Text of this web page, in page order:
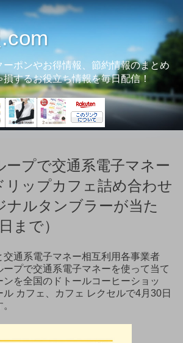
ポンやお得情報、節約情報のまとめ
するお役立ち情報を毎日配信！
ープで交通系電子マネー
リップカフェ詰め合わせ
ナルタンブラーが当た
まで）
交通系電子マネー相互利用各事業者
プで交通系電子マネーを使って当て
ンを全国のドトールコーヒーショッ
カフェ、カフェ レクセルで4月30日